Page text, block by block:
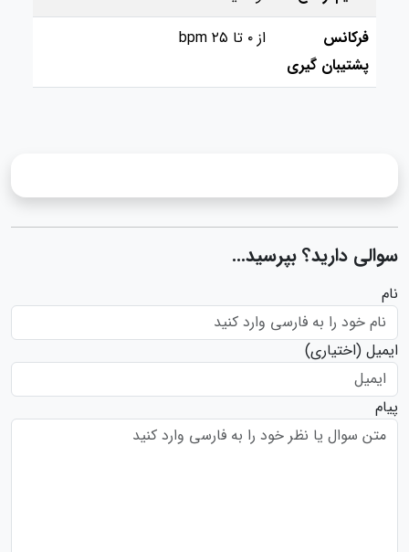
فرکانس
پشتیبان گیری
از ۰ تا ۲۵ bpm
سوالی دارید؟ بپرسید...
نام
ایمیل (اختیاری)
پیام